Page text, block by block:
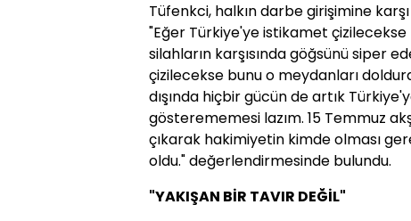
Tüfenkci, halkın darbe girişimine
"Eğer Türkiye'ye istikamet
silahların karşısında göğsünü siper
çizilecekse bunu o meydanları
dışında hiçbir gücün de artık
gösterememesi lazım. 15 Temmuz
çıkarak hakimiyetin kimde olması
oldu." değerlendirmesinde bulundu.
"YAKIŞAN BİR TAVIR DEĞİL"